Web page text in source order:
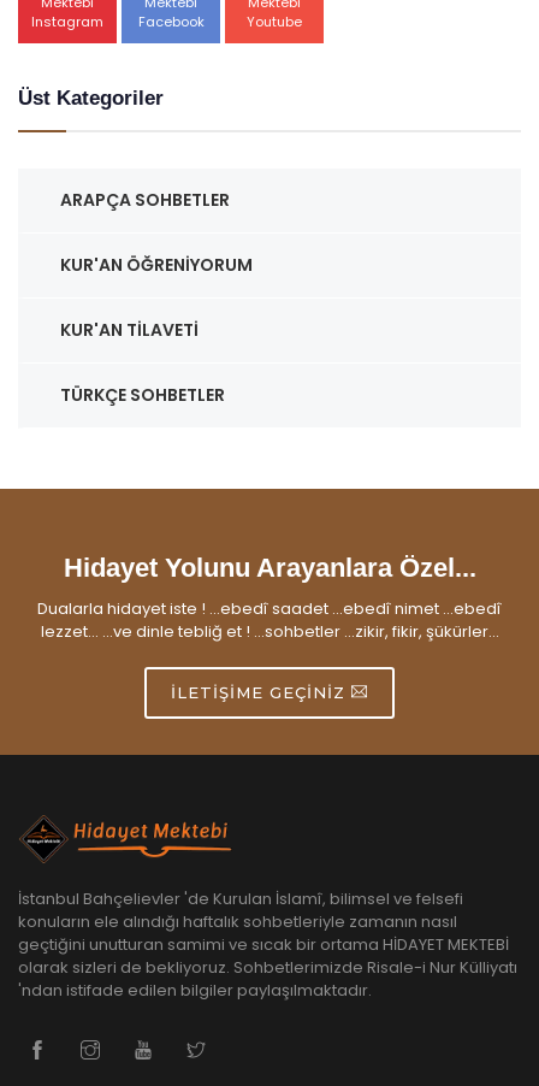
Instagram
Facebook
Youtube
Üst Kategoriler
ARAPÇA SOHBETLER
KUR'AN ÖĞRENIYORUM
KUR'AN TILAVETI
TÜRKÇE SOHBETLER
Hidayet Yolunu Arayanlara Özel...
Dualarla hidayet iste ! ...ebedî saadet ...ebedî nimet ...ebedî
lezzet... ...ve dinle tebliğ et ! ...sohbetler ...zikir, fikir, şükürler...
İLETIŞIME GEÇINIZ
İstanbul Bahçelievler 'de Kurulan İslamî, bilimsel ve felsefi
konuların ele alındığı haftalık sohbetleriyle zamanın nasıl
geçtiğini unutturan samimi ve sıcak bir ortama HİDAYET MEKTEBİ
olarak sizleri de bekliyoruz. Sohbetlerimizde Risale-i Nur Külliyatı
'ndan istifade edilen bilgiler paylaşılmaktadır.